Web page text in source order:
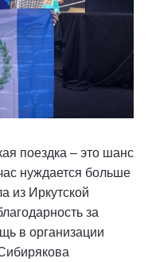
поездка – это шанс
нуждается больше
из Иркутской
за
в организации